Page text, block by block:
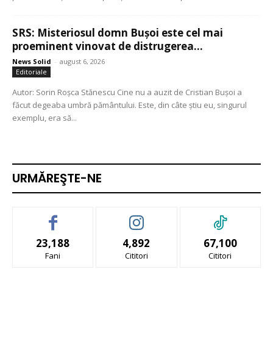
SRS: Misteriosul domn Bușoi este cel mai
proeminent vinovat de distrugerea...
News Solid - august 6, 2026
Editoriale
Autor: Sorin Roșca Stănescu Cine nu a auzit de Cristian Bușoi a
făcut degeaba umbră pământului. Este, din câte știu eu, singurul
exemplu, era să...
URMĂREŞTE-NE
23,188
Fani
4,892
Cititori
67,100
Cititori